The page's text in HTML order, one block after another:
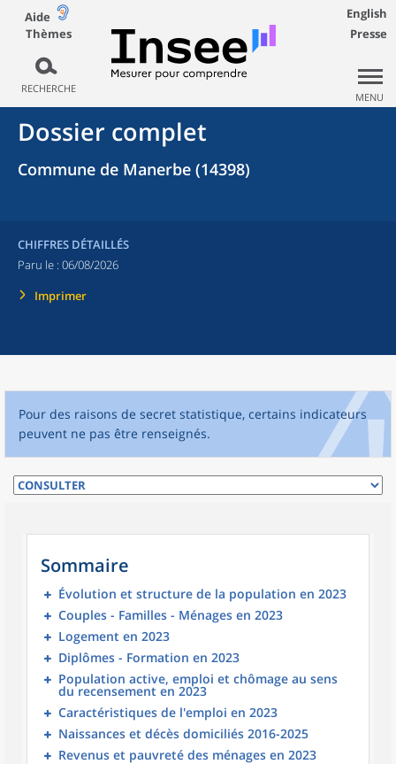
Aide
Thèmes
RECHERCHE
English
Presse
MENU
Dossier complet
Commune de Manerbe (14398)
CHIFFRES DÉTAILLÉS
Paru le : 06/08/2026
Imprimer
Pour des raisons de secret statistique, certains indicateurs
peuvent ne pas être renseignés.
Sommaire
Évolution et structure de la population en 2023
Couples - Familles - Ménages en 2023
Logement en 2023
Diplômes - Formation en 2023
Population active, emploi et chômage au sens
du recensement en 2023
Caractéristiques de l'emploi en 2023
Naissances et décès domiciliés 2016-2025
Revenus et pauvreté des ménages en 2023